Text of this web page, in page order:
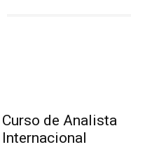
Curso de Analista
Internacional